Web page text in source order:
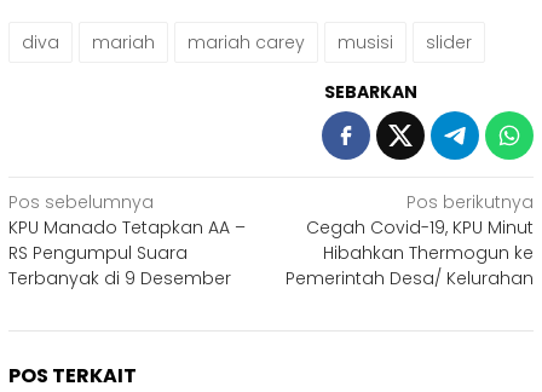
diva mariah mariah carey musisi slider
SEBARKAN
Navigasi
pos
Pos sebelumnya
KPU Manado Tetapkan AA –
RS Pengumpul Suara
Terbanyak di 9 Desember
Pos berikutnya
Cegah Covid-19, KPU Minut
Hibahkan Thermogun ke
Pemerintah Desa/ Kelurahan
POS TERKAIT